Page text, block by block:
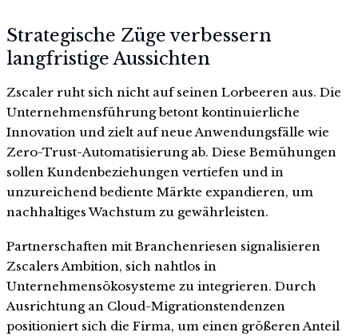
Strategische Züge verbessern
langfristige Aussichten
Zscaler ruht sich nicht auf seinen Lorbeeren aus. Die
Unternehmensführung betont kontinuierliche
Innovation und zielt auf neue Anwendungsfälle wie
Zero-Trust-Automatisierung ab. Diese Bemühungen
sollen Kundenbeziehungen vertiefen und in
unzureichend bediente Märkte expandieren, um
nachhaltiges Wachstum zu gewährleisten.
Partnerschaften mit Branchenriesen signalisieren
Zscalers Ambition, sich nahtlos in
Unternehmensökosysteme zu integrieren. Durch
Ausrichtung an Cloud-Migrationstendenzen
positioniert sich die Firma, um einen größeren Anteil